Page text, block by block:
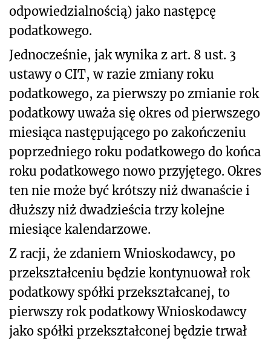
odpowiedzialnością) jako następcę
podatkowego.
Jednocześnie, jak wynika z art. 8 ust. 3
ustawy o CIT, w razie zmiany roku
podatkowego, za pierwszy po zmianie rok
podatkowy uważa się okres od pierwszego
miesiąca następującego po zakończeniu
poprzedniego roku podatkowego do końca
roku podatkowego nowo przyjętego. Okres
ten nie może być krótszy niż dwanaście i
dłuższy niż dwadzieścia trzy kolejne
miesiące kalendarzowe.
Z racji, że zdaniem Wnioskodawcy, po
przekształceniu będzie kontynuował rok
podatkowy spółki przekształcanej, to
pierwszy rok podatkowy Wnioskodawcy
jako spółki przekształconej będzie trwał